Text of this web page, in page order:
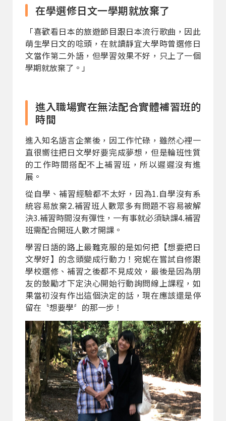
在學選修日文一學期就放棄了
「喜歡看日本的旅遊節目跟日本流行歌曲，因此
萌生學日文的唸頭，在就讀靜宜大學時曾選修日
文當作第二外語，但學習效果不好，只上了一個
學期就放棄了。」
進入職場實在無法配合實體補習班的
時間
進入知名語言企業後，因工作忙碌，雖然心裡一
直很嚮往把日文學好要完成夢想，但是輪班性質
的工作時間搭配不上補習班，所以遲遲沒有進
展。
從自學、補習經驗都不太好，因為1.自學沒有系
統容易放棄2.補習班人數眾多有問題不容易被解
決3.補習時間沒有彈性，一有事就必須缺課4.補習
班需配合開班人數才開課。
學習日語的路上最難克服的是如何把【想要把日
文學好】的念頭變成行動力！宛妮在嘗試自修跟
學校選修、補習之後都不見成效，最後是因為朋
友的鼓勵才下定決心開始行動詢問線上課程，如
果當初沒有作出這個決定的話，現在應該還是停
留在〝想要學〞的那一步！